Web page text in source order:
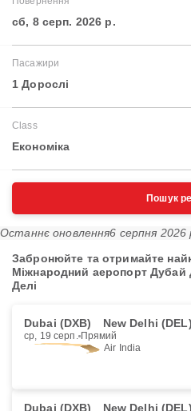
сб, 8 серп. 2026 р.
Пасажири
1 Дорослі
Class
Економіка
Пошук
Останнє оновлення6 серпня 2026
Забронюйте та отримайте
Міжнародний аеропорт
Делі
Dubai (DXB) New Delhi (DEL)
ср, 19 серп. Прямий
Air India
Dubai (DXB) New Delhi (DEL)